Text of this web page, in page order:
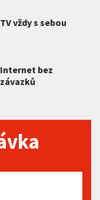
TV vždy s sebou
Internet bez
závazků